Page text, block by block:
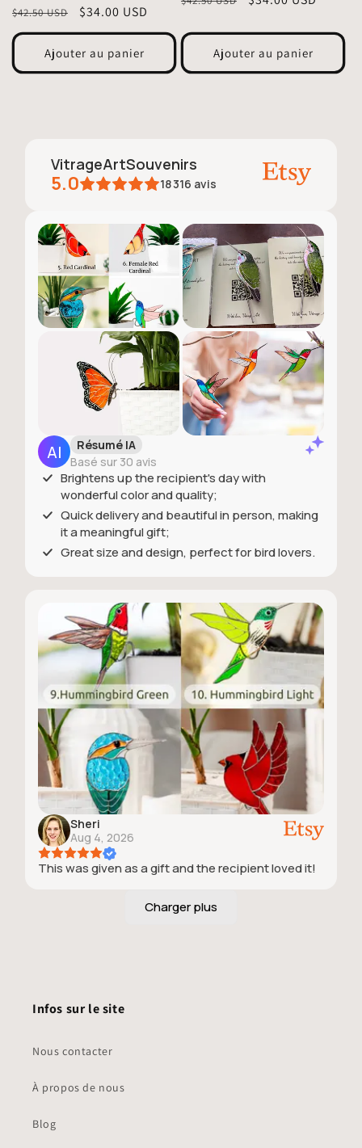
Prix
habituel
$42.50 USD
Prix
promotionnel
$34.00 USD
Ajouter au panier Ajouter au panier
VitrageArtSouvenirs
5.0 18 316 avis
Résumé IA
Basé sur 30 avis
Brightens up the recipient's day with
wonderful color and quality;
Quick delivery and beautiful in person, making
it a meaningful gift;
Great size and design, perfect for bird lovers.
Sheri
Aug 4, 2026
This was given as a gift and the recipient loved it!
Infos sur le site
Nous contacter
À propos de nous
Blog